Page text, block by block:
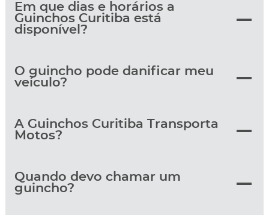
Em que dias e horários a
Guinchos Curitiba está
disponível?
O guincho pode danificar meu
veículo?
A Guinchos Curitiba Transporta
Motos?
Quando devo chamar um
guincho?